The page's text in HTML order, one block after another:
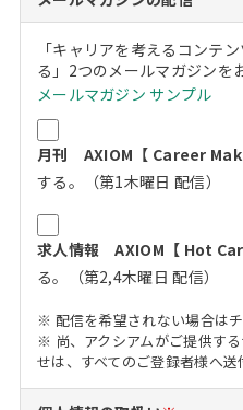
「キャリアを考えるコンテ
る」2つのメールマガジンを
メールマガジン サンプル
月刊 AXIOM【 Career
する。（第1木曜日 配信）
求人情報 AXIOM【 Hot
る。（第2,4木曜日 配信）
※ 配信を希望されない場合は
※ 尚、アクシアムがご提供す
せは、すべてのご登録者様へ送